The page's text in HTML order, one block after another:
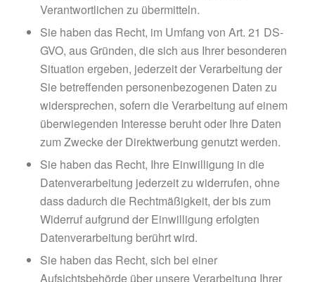
Verantwortlichen zu übermitteln.
Sie haben das Recht, im Umfang von Art. 21 DS-
GVO, aus Gründen, die sich aus Ihrer besonderen
Situation ergeben, jederzeit der Verarbeitung der
Sie betreffenden personenbezogenen Daten zu
widersprechen, sofern die Verarbeitung auf einem
überwiegenden Interesse beruht oder Ihre Daten
zum Zwecke der Direktwerbung genutzt werden.
Sie haben das Recht, Ihre Einwilligung in die
Datenverarbeitung jederzeit zu widerrufen, ohne
dass dadurch die Rechtmäßigkeit, der bis zum
Widerruf aufgrund der Einwilligung erfolgten
Datenverarbeitung berührt wird.
Sie haben das Recht, sich bei einer
Aufsichtsbehörde über unsere Verarbeitung Ihrer